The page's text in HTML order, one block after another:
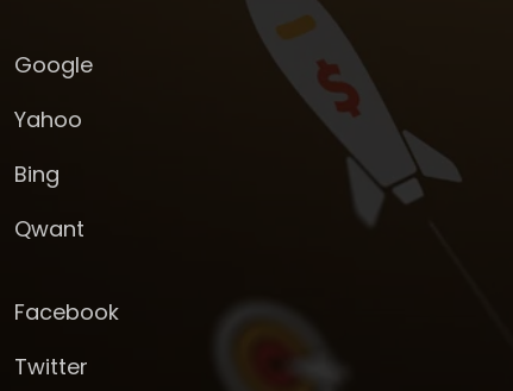
Google
Yahoo
Bing
Qwant
Facebook
Twitter